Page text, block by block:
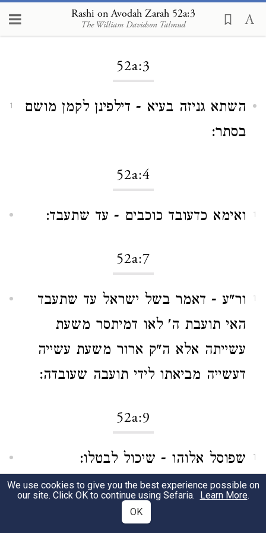
Rashi on Avodah Zarah 52a:3
The William Davidson Talmud
Loading...
52a:3
1
השתא גניזה בעיא - דילפינן לקמן מושם
בסתר:
52a:4
1 ואימא כדעובד כוכבים - עד שתעבד:
52a:7
1
ור"ע - דאמר בשל ישראל עד שתעבד
האי תועבת ה' לאו דמיתסר משעת
עשייתה אלא ה"ק ארור משעת עשייה
דעשייה מביאתו לידי תועבה שעובדה:
52a:9
1 שפוסל אלוהו - שיכול לבטלו:
52a:10
We use cookies to give you the best experience possible on
our site. Click OK to continue using Sefaria. Learn More.
OK